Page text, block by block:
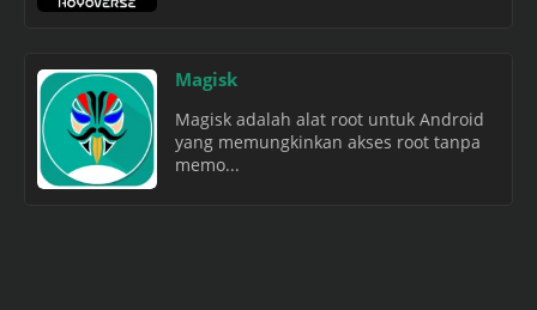
Magisk
Magisk adalah alat root untuk Android
yang memungkinkan akses root tanpa
memo...